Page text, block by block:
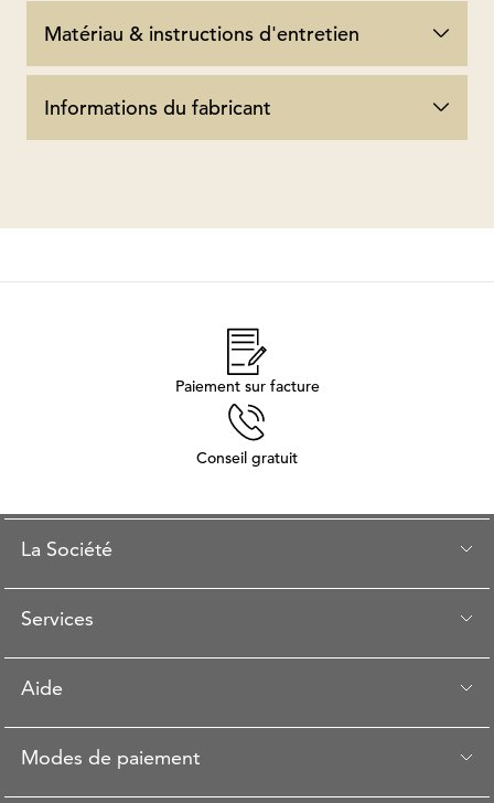
Matériau & instructions d'entretien
Informations du fabricant
Paiement sur facture
Conseil gratuit
La Société
Services
Aide
Modes de paiement